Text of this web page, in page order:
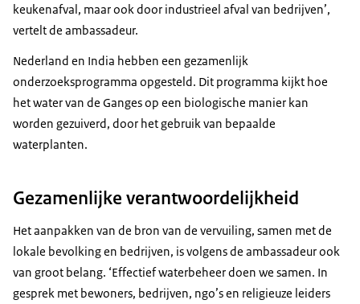
keukenafval, maar ook door industrieel afval van bedrijven’,
vertelt de ambassadeur.
Nederland en India hebben een gezamenlijk
onderzoeksprogramma opgesteld. Dit programma kijkt hoe
het water van de Ganges op een biologische manier kan
worden gezuiverd, door het gebruik van bepaalde
waterplanten.
Gezamenlijke verantwoordelijkheid
Het aanpakken van de bron van de vervuiling, samen met de
lokale bevolking en bedrijven, is volgens de ambassadeur ook
van groot belang. ‘Effectief waterbeheer doen we samen. In
gesprek met bewoners, bedrijven, ngo’s en religieuze leiders